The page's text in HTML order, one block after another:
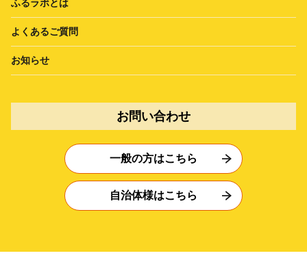
ふるラボとは
よくあるご質問
お知らせ
お問い合わせ
一般の方はこちら
自治体様はこちら